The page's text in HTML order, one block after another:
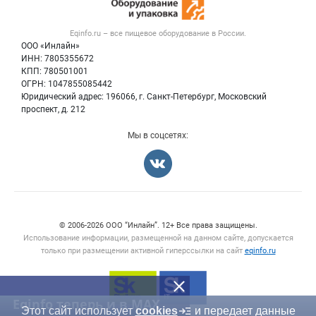
Eqinfo теперь и в MAX
Eqinfo.ru – все пищевое оборудование в России.
ООО «Инлайн»
ИНН: 7805355672
КПП: 780501001
ОГРН: 1047855085442
Юридический адрес: 196066, г. Санкт-Петербург, Московский
проспект, д. 212
Контактная информация
Политика обработки персональных данных
Вакансии
Тара и упаковка
Б/у оборудование
Мы в соцсетях:
© 2006‑2026 ООО “Инлайн”. 12+ Все права защищены.
Использование информации, размещенной на данном сайте, допускается
только при размещении активной гиперссылки на сайт eqinfo.ru
Этот сайт используетcookies и передает данные